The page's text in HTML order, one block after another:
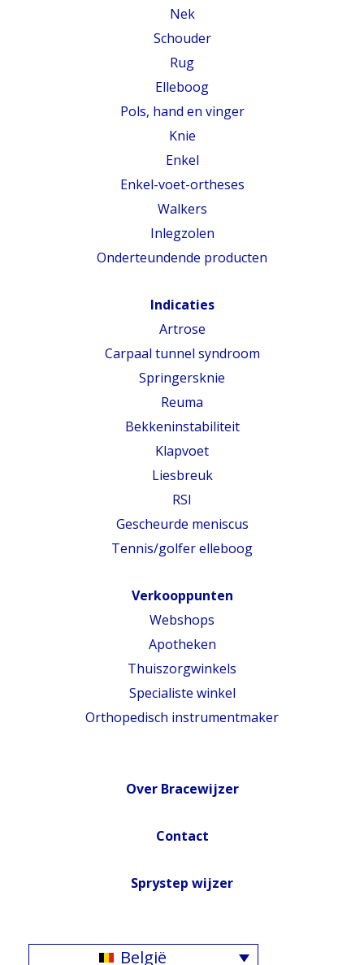
Nek
Schouder
Rug
Elleboog
Pols, hand en vinger
Knie
Enkel
Enkel-voet-ortheses
Walkers
Inlegzolen
Onderteundende producten
Indicaties
Artrose
Carpaal tunnel syndroom
Springersknie
Reuma
Bekkeninstabiliteit
Klapvoet
Liesbreuk
RSI
Gescheurde meniscus
Tennis/golfer elleboog
Verkooppunten
Webshops
Apotheken
Thuiszorgwinkels
Specialiste winkel
Orthopedisch instrumentmaker
Over Bracewijzer
Contact
Sprystep wijzer
België